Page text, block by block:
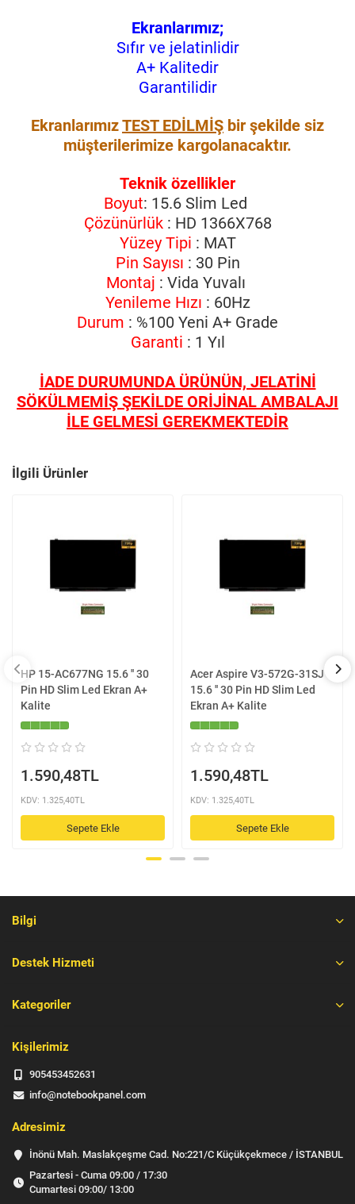
Ekranlarımız;
Sıfır ve jelatinlidir
A+ Kalitedir
Garantilidir
EkranlarımızTEST EDİLMİŞ bir şekilde siz
müşterilerimize kargolanacaktır.
Teknik özellikler
Boyut: 15.6 Slim Led
Çözünürlük: HD 1366X768
Yüzey Tipi : MAT
Pin Sayısı : 30 Pin
Montaj : Vida Yuvalı
Yenileme Hızı : 60Hz
Durum : %100 Yeni A+ Grade
Garanti : 1 Yıl
İADE DURUMUNDA ÜRÜNÜN, JELATİNİ
SÖKÜLMEMİŞ ŞEKİLDE ORİJİNAL AMBALAJI
İLE GELMESİ GEREKMEKTEDİR
İlgili Ürünler
HP 15-AC677NG 15.6 '' 30
Pin HD Slim Led Ekran A+
Kalite
1.590,48TL
KDV: 1.325,40TL
Sepete Ekle
Acer Aspire V3-572G-31SJ
15.6 '' 30 Pin HD Slim Led
Ekran A+ Kalite
1.590,48TL
KDV: 1.325,40TL
Sepete Ekle
Bilgi
Destek Hizmeti
Kategoriler
Kişilerimiz
905453452631
info@notebookpanel.com
Adresimiz
İnönü Mah. Maslakçeşme Cad. No:221/C Küçükçekmece / İSTANBUL
Pazartesi - Cuma 09:00 / 17:30
Cumartesi 09:00/ 13:00